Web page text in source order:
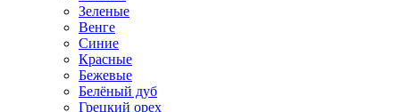
Зеленые
Венге
Синие
Красные
Бежевые
Белёный дуб
Грецкий орех